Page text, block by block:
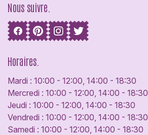
Nous suivre.
Horaires.
Mardi : 10:00 - 12:00, 14:00 - 18:30
Mercredi : 10:00 - 12:00, 14:00 - 18:30
Jeudi : 10:00 - 12:00, 14:00 - 18:30
Vendredi : 10:00 - 12:00, 14:00 - 18:30
Samedi : 10:00 - 12:00, 14:00 - 18:30